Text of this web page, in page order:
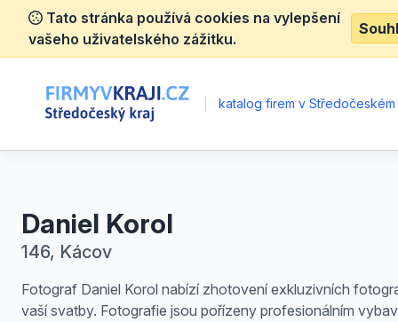
Tato stránka používá cookies na vylepšení
vašeho uživatelského zážitku.
katalog firem v Středočeském
Daniel Korol
146, Kácov
Fotograf Daniel Korol nabízí zhotovení exkluzivních
vaší svatby. Fotografie jsou pořízeny profesionálním